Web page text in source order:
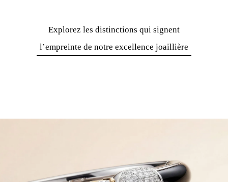
Explorez les distinctions qui signent
l’empreinte de notre excellence joaillière